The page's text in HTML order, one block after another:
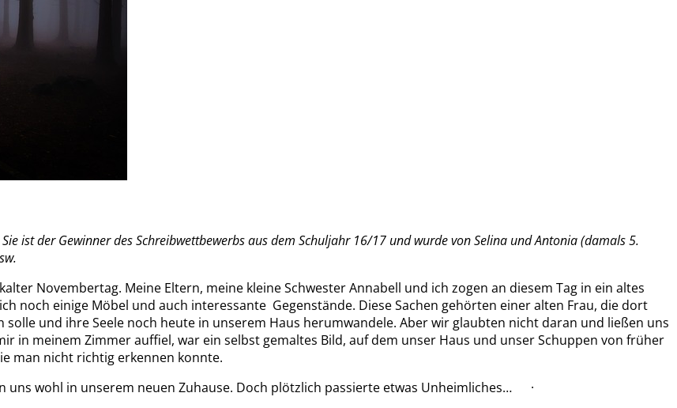
Novembertag. Meine Eltern, meine kleine Schwester Annabell und ich zogen an diesem Tag in ein altes
noch einige Möbel und auch interessante Gegenstände. Diese Sachen gehörten einer alten Frau, die dort
solle und ihre Seele noch heute in unserem Haus herumwandele. Aber wir glaubten nicht daran und ließen uns
in meinem Zimmer auffiel, war ein selbst gemaltes Bild, auf dem unser Haus und unser Schuppen von früher
man nicht richtig erkennen konnte.
uns wohl in unserem neuen Zuhause. Doch plötzlich passierte etwas Unheimliches… ·